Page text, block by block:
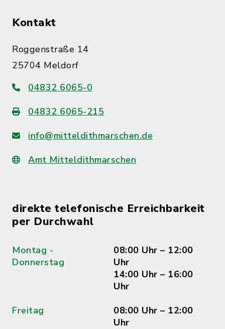
Kontakt
Roggenstraße 14
25704 Meldorf
04832 6065-0
04832 6065-215
info@mitteldithmarschen.de
Amt Mitteldithmarschen
direkte telefonische Erreichbarkeit
per Durchwahl
Montag -
Donnerstag
08:00 Uhr – 12:00
Uhr
14:00 Uhr – 16:00
Uhr
Freitag
08:00 Uhr – 12:00
Uhr